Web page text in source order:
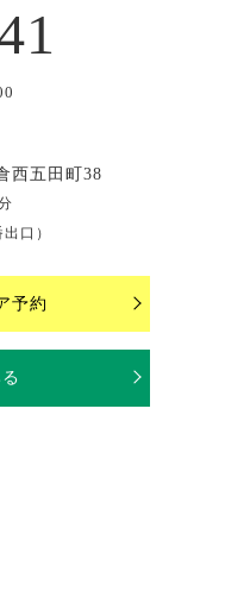
西五田町38
口）
予約